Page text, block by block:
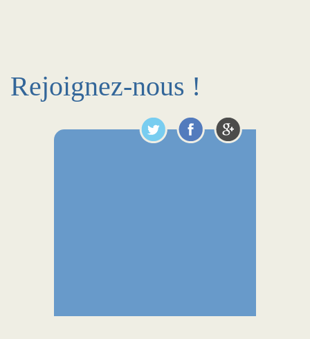
Rejoignez-nous !